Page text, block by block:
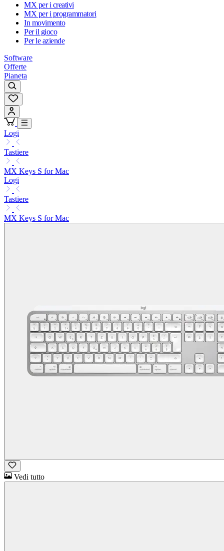
MX per i creativi
MX per i programmatori
In movimento
Per il gioco
Per le aziende
Software
Offerte
Pianeta
Logi
Tastiere
MX Keys S for Mac
Logi
Tastiere
MX Keys S for Mac
Vedi tutto